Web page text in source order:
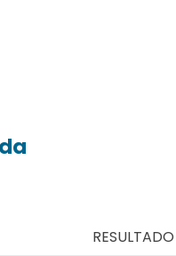
RESULTADO